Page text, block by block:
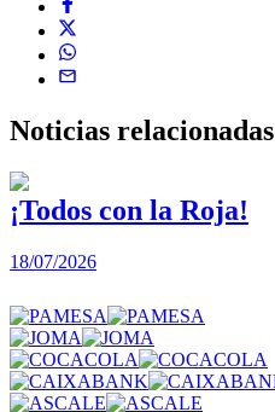
Noticias relacionadas
¡Todos con la Roja!
18/07/2026